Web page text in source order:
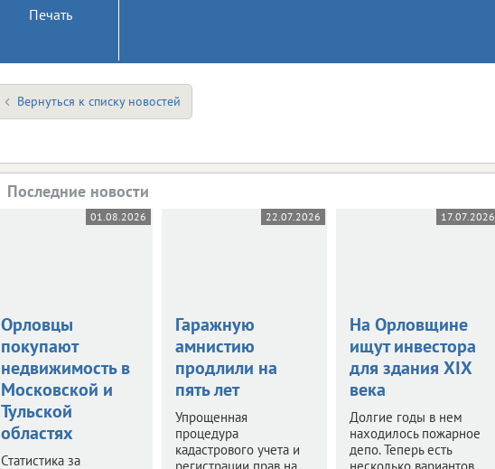
Печать
Вернуться к списку новостей
Последние новости
01.08.2026
Орловцы
покупают
недвижимость в
Московской и
Тульской
областях
Статистика за
22.07.2026
Гаражную
амнистию
продлили на
пять лет
Упрощенная
процедура
кадастрового учета и
регистрации прав на
17.07.2026
На Орловщине
ищут инвестора
для здания XIX
века
Долгие годы в нем
находилось пожарное
депо. Теперь есть
несколько вариантов,